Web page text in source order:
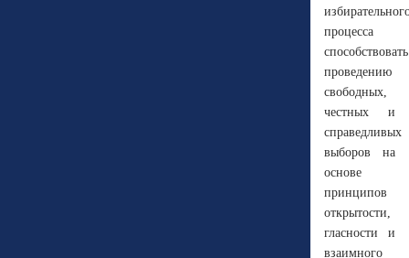
процесса
способствовать
проведению
свободных,
честных и
справедливых
выборов на
основе
принципов
открытости,
гласности и
взаимного